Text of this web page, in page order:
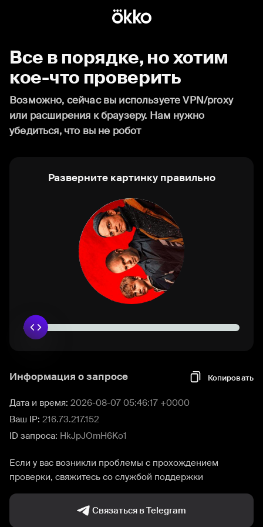
Все в порядке, но хотим
кое-что проверить
Возможно, сейчас вы используете VPN/proxy
или расширения к браузеру. Нам нужно
убедиться, что вы не робот
Разверните картинку правильно
Информация о запросе Копировать
Дата и время: 2026-08-07 05:46:17 +0000
Ваш IP: 216.73.217.152
ID запроса: HkJpJOmH6Ko1
Если у вас возникли проблемы с прохождением
проверки, свяжитесь со службой поддержки
Связаться в Telegram